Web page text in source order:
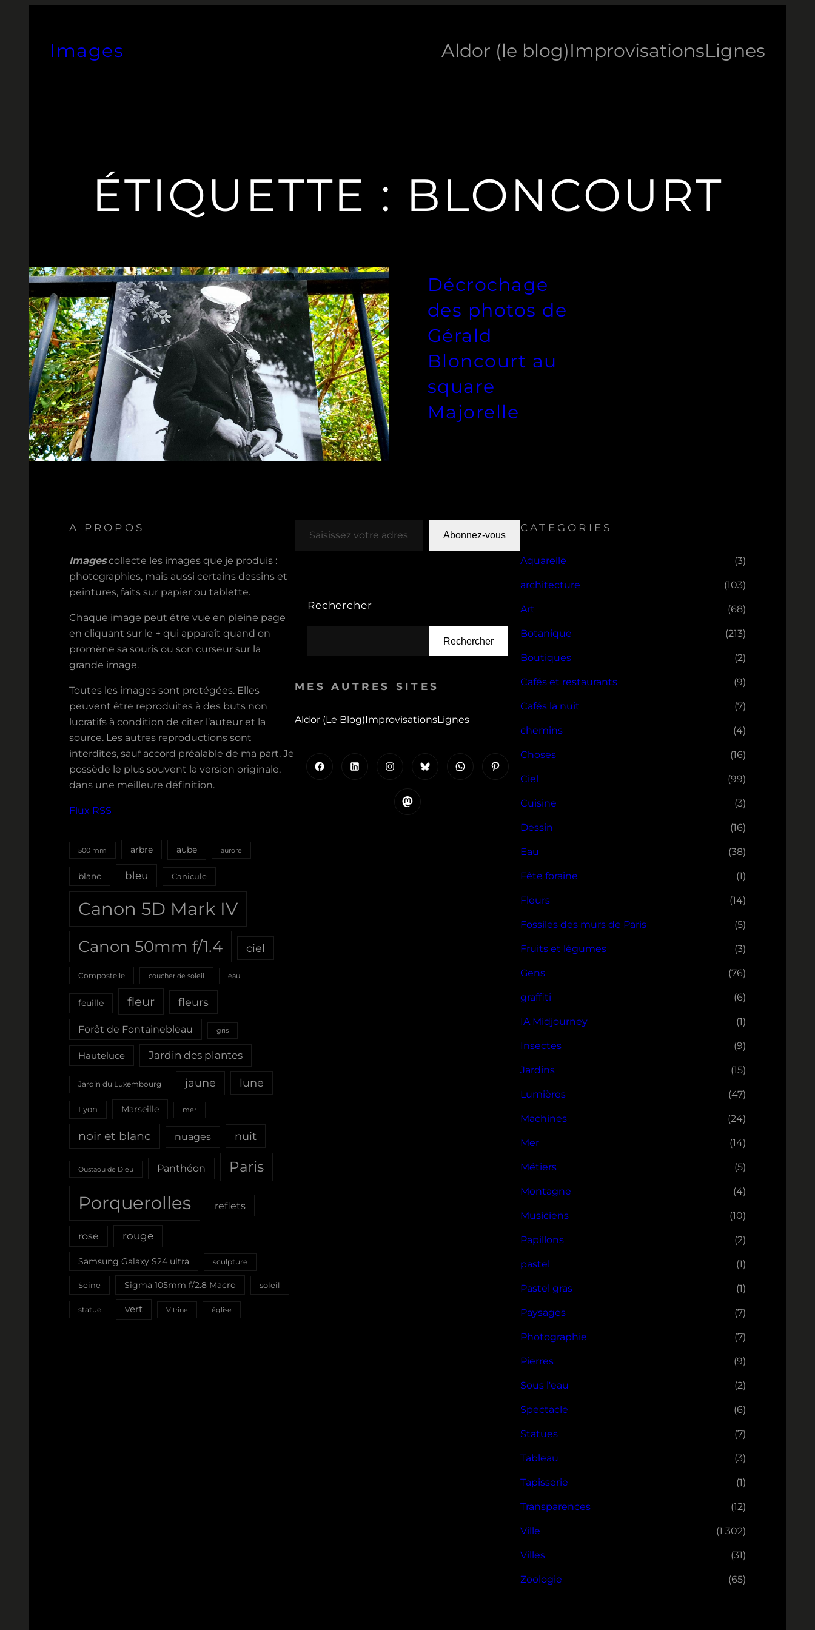
Images Aldor (le blog)ImprovisationsLignes
ÉTIQUETTE : BLONCOURT
Décrochage
des photos de
Gérald
Bloncourt au
square
Majorelle
A PROPOS
Imagescollecte les images que je produis :
photographies, mais aussi certains dessins et
peintures, faits sur papier ou tablette.
Chaque image peut être vue en pleine page
en cliquant sur le + qui apparaît quand on
promène sa souris ou son curseur sur la
grande image.
Toutes les images sont protégées. Elles
peuvent être reproduites à des buts non
lucratifs à condition de citer l’auteur et la
source. Les autres reproductions sont
interdites, sauf accord préalable de ma part. Je
possède le plus souvent la version originale,
dans une meilleure définition.
Flux RSS
500 mm arbre aube aurore
blanc bleu Canicule
Canon 5D Mark IV
Canon 50mm f/1.4 ciel
Compostelle coucher de soleil eau
feuille fleur fleurs
Forêt de Fontainebleau gris
Hauteluce Jardin des plantes
Jardin du Luxembourg jaune lune
Lyon Marseille mer
noir et blanc nuages nuit
Oustaou de Dieu Panthéon Paris
Porquerolles reflets
rose rouge
Samsung Galaxy S24 ultra sculpture
Seine Sigma 105mm f/2.8 Macro soleil
statue vert Vitrine église
Abonnez-vous
Rechercher
Rechercher
MES AUTRES SITES
Aldor (le Blog)ImprovisationsLignes
Instagram WhatsApp
Mastodon
CATEGORIES
Aquarelle (3)
architecture (103)
Art (68)
Botanique (213)
Boutiques (2)
Cafés et restaurants (9)
Cafés la nuit (7)
chemins (4)
Choses (16)
Ciel (99)
Cuisine (3)
Dessin (16)
Eau (38)
Fête foraine (1)
Fleurs (14)
Fossiles des murs de Paris (5)
Fruits et légumes (3)
Gens (76)
graffiti (6)
IA Midjourney (1)
Insectes (9)
Jardins (15)
Lumières (47)
Machines (24)
Mer (14)
Métiers (5)
Montagne (4)
Musiciens (10)
Papillons (2)
pastel (1)
Pastel gras (1)
Paysages (7)
Photographie (7)
Pierres (9)
Sous l'eau (2)
Spectacle (6)
Statues (7)
Tableau (3)
Tapisserie (1)
Transparences (12)
Ville (1 302)
Villes (31)
Zoologie (65)